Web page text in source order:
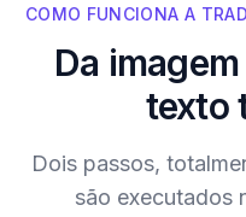
COMO FUNCIONA A
Da
texto
Dois passos,
são executados